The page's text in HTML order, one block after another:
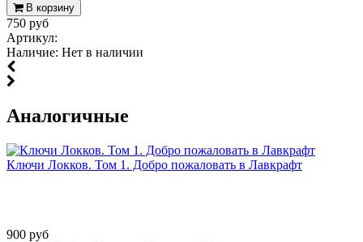
В корзину
750 руб
Артикул:
Наличие: Нет в наличии
Аналогичные
Ключи Локков. Том 1. Добро пожаловать в Лавкрафт
900 руб